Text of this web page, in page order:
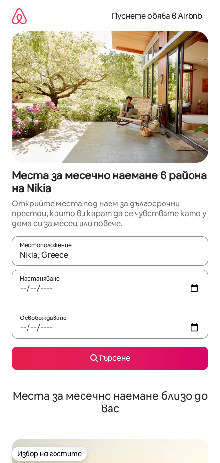
съдържанието
Пуснете обява в Airbnb
Места за месечно наемане в района
на Nikia
Открийте места под наем за дългосрочни
престои, които ви карат да се чувствате като у
дома си за месец или повече.
Местоположение
Когато резултатите се покажат, използвайте
Настаняване
Освобождаване
Търсене
Места за месечно наемане близо до
вас
Избор на гостите
Избор на гостите